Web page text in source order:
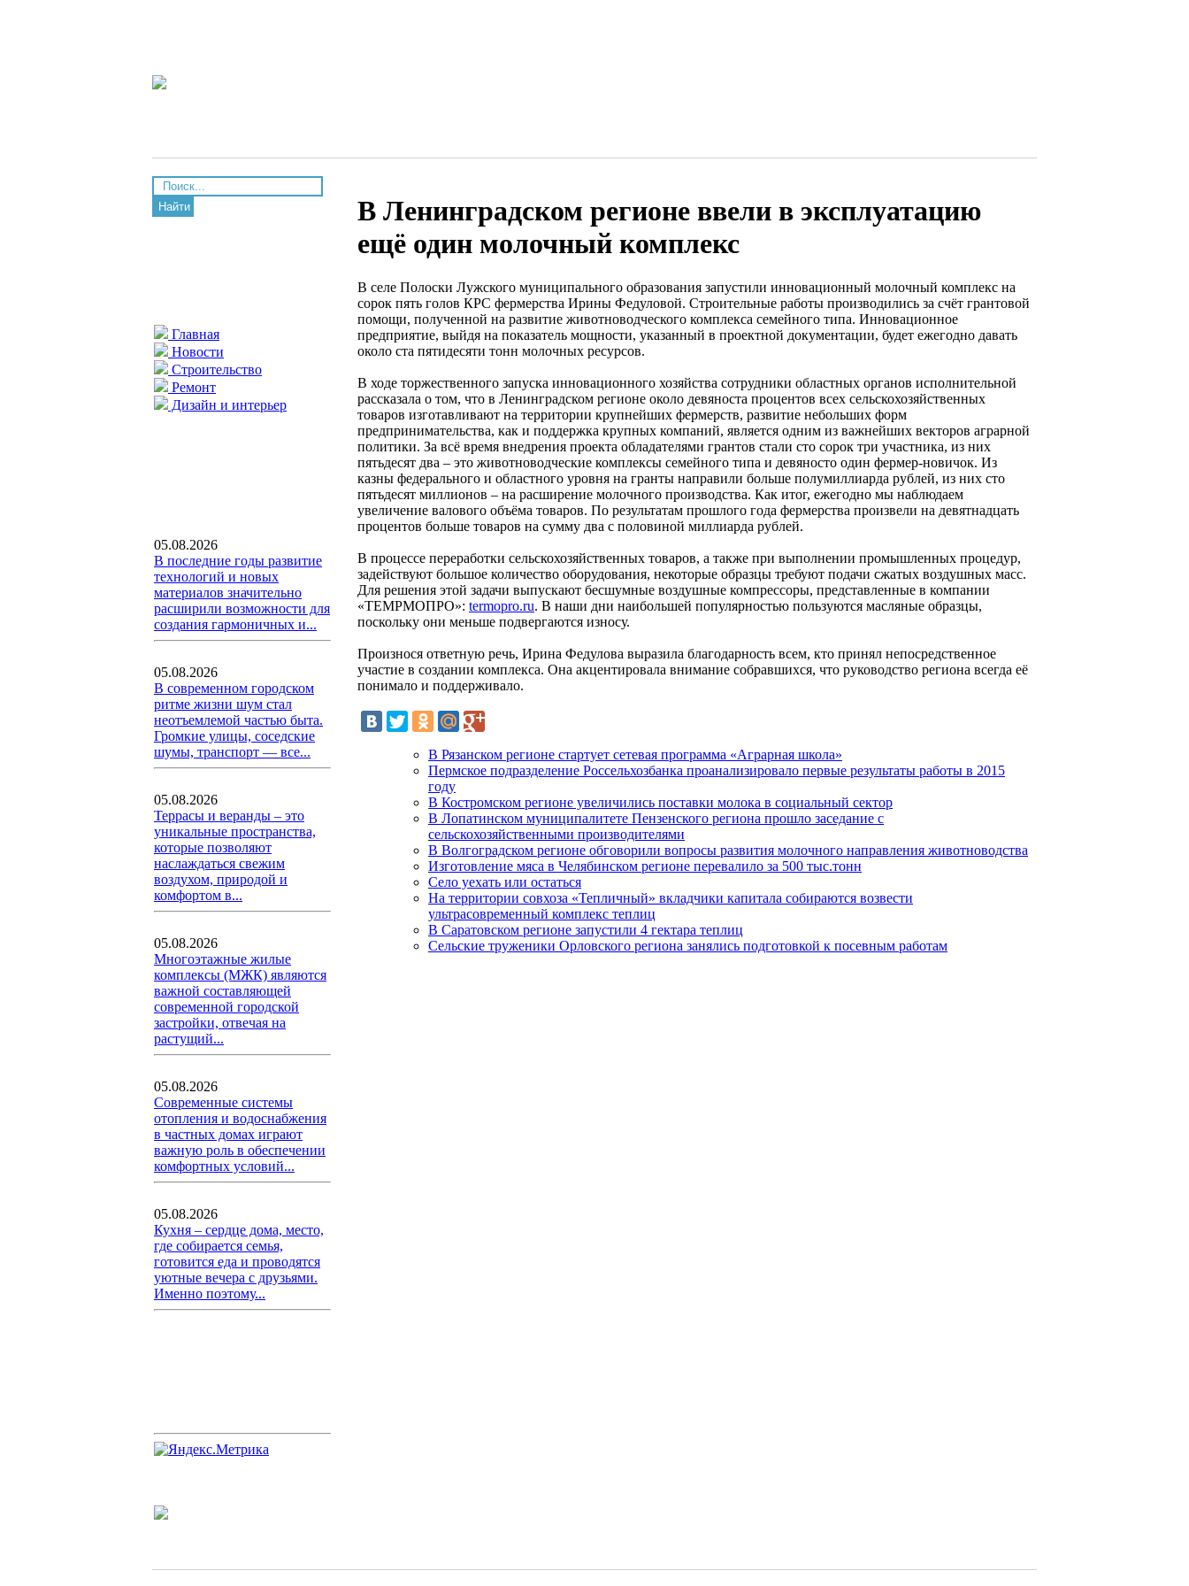
Найти
Главная
Новости
Строительство
Ремонт
Дизайн и интерьер
05.08.2026
В последние годы развитие
технологий и новых
материалов значительно
расширили возможности для
создания гармоничных и...
05.08.2026
В современном городском
ритме жизни шум стал
неотъемлемой частью быта.
Громкие улицы, соседские
шумы, транспорт — все...
05.08.2026
Террасы и веранды – это
уникальные пространства,
которые позволяют
наслаждаться свежим
воздухом, природой и
комфортом в...
05.08.2026
Многоэтажные жилые
комплексы (МЖК) являются
важной составляющей
современной городской
застройки, отвечая на
растущий...
05.08.2026
Современные системы
отопления и водоснабжения
в частных домах играют
важную роль в обеспечении
комфортных условий...
05.08.2026
Кухня – сердце дома, место,
где собирается семья,
готовится еда и проводятся
уютные вечера с друзьями.
Именно поэтому...
В Ленинградском регионе ввели в эксплуатацию
ещё один молочный комплекс
В селе Полоски Лужского муниципального образования запустили инновационный молочный комплекс на
сорок пять голов КРС фермерства Ирины Федуловой. Строительные работы производились за счёт грантовой
помощи, полученной на развитие животноводческого комплекса семейного типа. Инновационное
предприятие, выйдя на показатель мощности, указанный в проектной документации, будет ежегодно давать
около ста пятидесяти тонн молочных ресурсов.
В ходе торжественного запуска инновационного хозяйства сотрудники областных органов исполнительной
рассказала о том, что в Ленинградском регионе около девяноста процентов всех сельскохозяйственных
товаров изготавливают на территории крупнейших фермерств, развитие небольших форм
предпринимательства, как и поддержка крупных компаний, является одним из важнейших векторов аграрной
политики. За всё время внедрения проекта обладателями грантов стали сто сорок три участника, из них
пятьдесят два – это животноводческие комплексы семейного типа и девяносто один фермер-новичок. Из
казны федерального и областного уровня на гранты направили больше полумиллиарда рублей, из них сто
пятьдесят миллионов – на расширение молочного производства. Как итог, ежегодно мы наблюдаем
увеличение валового объёма товаров. По результатам прошлого года фермерства произвели на девятнадцать
процентов больше товаров на сумму два с половиной миллиарда рублей.
В процессе переработки сельскохозяйственных товаров, а также при выполнении промышленных процедур,
задействуют большое количество оборудования, некоторые образцы требуют подачи сжатых воздушных масс.
Для решения этой задачи выпускают бесшумные воздушные компрессоры, представленные в компании
«ТЕМРМОПРО»: termopro.ru. В наши дни наибольшей популярностью пользуются масляные образцы,
поскольку они меньше подвергаются износу.
Произнося ответную речь, Ирина Федулова выразила благодарность всем, кто принял непосредственное
участие в создании комплекса. Она акцентировала внимание собравшихся, что руководство региона всегда её
понимало и поддерживало.
В Рязанском регионе стартует сетевая программа «Аграрная школа»
Пермское подразделение Россельхозбанка проанализировало первые результаты работы в 2015
году
В Костромском регионе увеличились поставки молока в социальный сектор
В Лопатинском муниципалитете Пензенского региона прошло заседание с
сельскохозяйственными производителями
В Волгоградском регионе обговорили вопросы развития молочного направления животноводства
Изготовление мяса в Челябинском регионе перевалило за 500 тыс.тонн
Село уехать или остаться
На территории совхоза «Тепличный» вкладчики капитала собираются возвести
ультрасовременный комплекс теплиц
В Саратовском регионе запустили 4 гектара теплиц
Сельские труженики Орловского региона занялись подготовкой к посевным работам